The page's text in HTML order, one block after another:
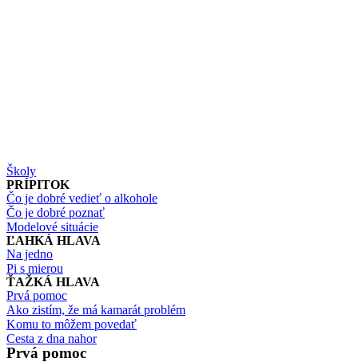
Školy
PRÍPITOK
Čo je dobré vedieť o alkohole
Čo je dobré poznať
Modelové situácie
ĽAHKÁ HLAVA
Na jedno
Pi s mierou
ŤAŽKÁ HLAVA
Prvá pomoc
Ako zistím, že má kamarát problém
Komu to môžem povedať
Cesta z dna nahor
Prvá pomoc